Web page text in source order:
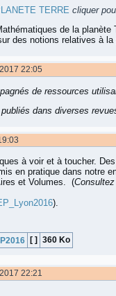
TERRE cliquer
de la
des notions relatives à la
22:05
de ressources
dans diverses
à voir et à toucher.
en pratique dans notre
et Volumes. (
).
[ ] 360 Ko
22:21